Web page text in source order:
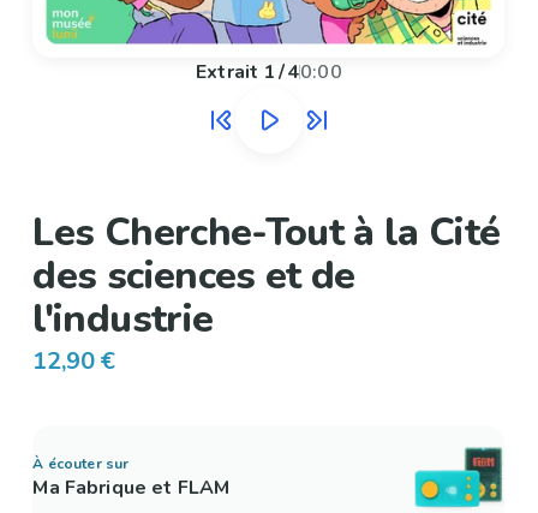
Extrait 1/40:00
Les Cherche-Tout à la Cité
des sciences et de
l'industrie
12,90 €
À écouter sur
Ma Fabrique et FLAM